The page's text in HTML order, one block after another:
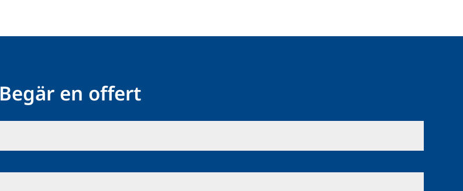
Begär en offert